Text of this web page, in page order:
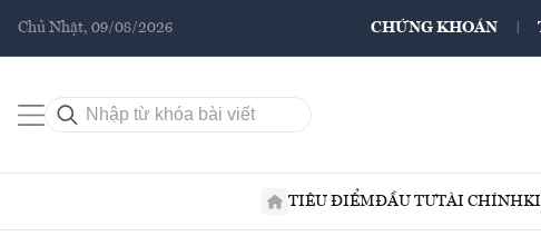
Chủ Nhật, 09/08/2026 CHỨNG KHOÁN
TIÊU ĐIỂMĐẦU TƯTÀI CHÍNH